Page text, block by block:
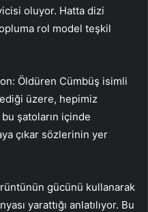
oluyor. Hatta dizi
rol model teşkil
Öldüren Cümbüş isimli
üzere, hepimiz
şatoların içinde
çıkar sözlerinin yer
gücünü kullanarak
yarattığı anlatılıyor. Bu